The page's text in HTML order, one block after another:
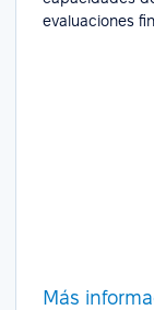
evaluaciones
Más